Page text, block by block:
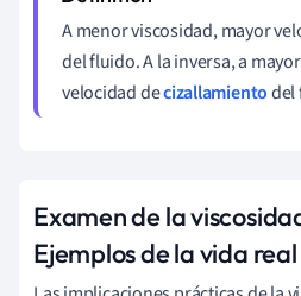
A menor viscosidad, mayor
del fluido. A la inversa, a
velocidad decizallamientodel
Examen de la
Ejemplos de la vida real